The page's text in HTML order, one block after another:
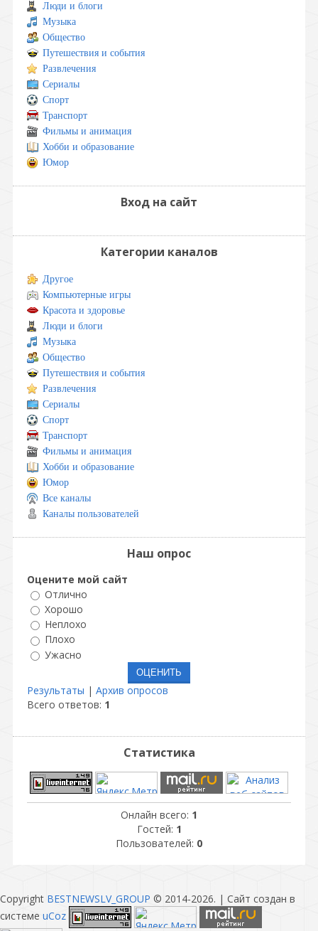
Люди и блоги
Музыка
Общество
Путешествия и события
Развлечения
Сериалы
Спорт
Транспорт
Фильмы и анимация
Хобби и образование
Юмор
Вход на сайт
Категории каналов
Другое
Компьютерные игры
Красота и здоровье
Люди и блоги
Музыка
Общество
Путешествия и события
Развлечения
Сериалы
Спорт
Транспорт
Фильмы и анимация
Хобби и образование
Юмор
Все каналы
Каналы пользователей
Наш опрос
Оцените мой сайт
Отлично
Хорошо
Неплохо
Плохо
Ужасно
Результаты | Архив опросов
Всего ответов: 1
Статистика
Онлайн всего: 1
Гостей: 1
Пользователей: 0
Copyright BESTNEWSLV_GROUP © 2014-2026. | Сайт создан в
системе uCoz